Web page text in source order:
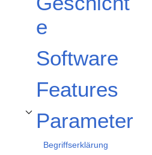
e
Software
Features
Parameter
Toggle Parameter subsection
Begriffserklärung